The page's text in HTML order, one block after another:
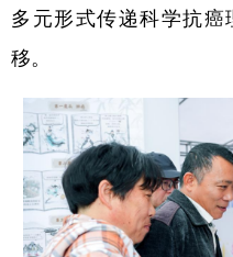
多元形式传递科学抗
移。